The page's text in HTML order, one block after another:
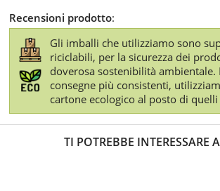
Recensioni prodotto:
Gli imballi che utilizziamo sono
riciclabili, per la sicurezza dei
doverosa sostenibilità ambientale.
consegne più consistenti,
cartone ecologico al posto di
TI POTREBBE INTERESSARE